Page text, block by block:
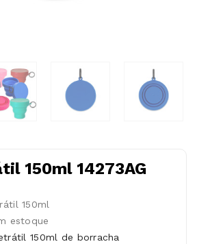
150ml 14273AG
150ml
estoque
150ml de borracha